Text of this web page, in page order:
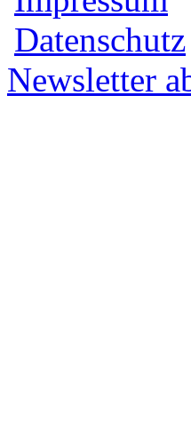
Datenschutz
Newsletter